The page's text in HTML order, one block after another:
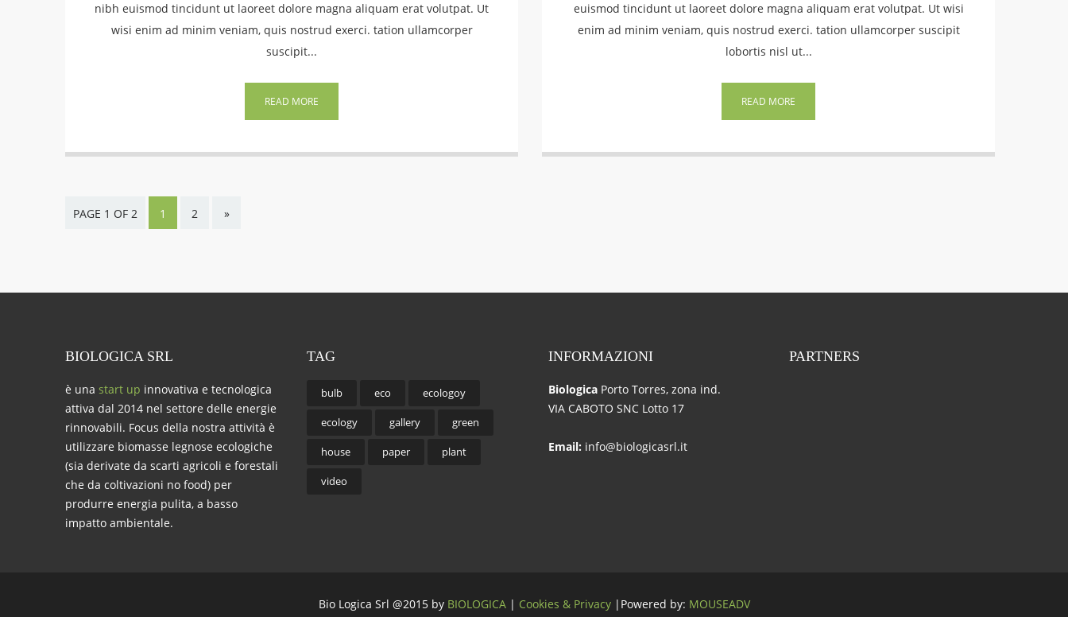
nibh euismod tincidunt ut laoreet dolore magna aliquam erat volutpat. Ut
wisi enim ad minim veniam, quis nostrud exerci. tation ullamcorper
suscipit...
READ MORE
euismod tincidunt ut laoreet dolore magna aliquam erat volutpat. Ut wisi
enim ad minim veniam, quis nostrud exerci. tation ullamcorper suscipit
lobortis nisl ut...
READ MORE
PAGE 1 OF 2 1 2 »
BIOLOGICA SRL
è una start up innovativa e tecnologica
attiva dal 2014 nel settore delle energie
rinnovabili. Focus della nostra attività è
utilizzare biomasse legnose ecologiche
(sia derivate da scarti agricoli e forestali
che da coltivazioni no food) per
produrre energia pulita, a basso
impatto ambientale.
TAG
bulb eco ecologoy
ecology gallery green
house paper plant
video
INFORMAZIONI
BiologicaPorto Torres, zona ind.
VIA CABOTO SNC Lotto 17
Email: info@biologicasrl.it
PARTNERS
Bio Logica Srl @2015 by BIOLOGICA| Cookies & Privacy|Powered by: MOUSEADV